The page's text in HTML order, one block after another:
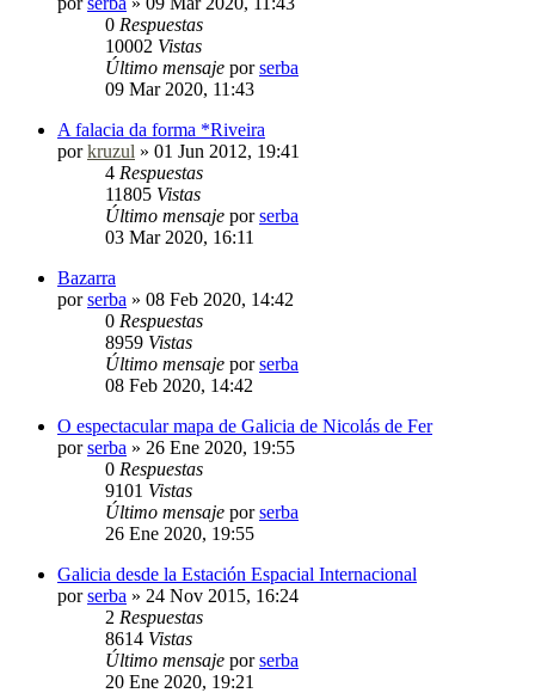
0 Respuestas
10002 Vistas
Último mensaje porserba
09 Mar 2020, 11:43
A falacia da forma *Riveira
porkruzul » 01 Jun 2012, 19:41
4 Respuestas
11805 Vistas
Último mensaje porserba
03 Mar 2020, 16:11
Bazarra
porserba » 08 Feb 2020, 14:42
0 Respuestas
8959 Vistas
Último mensaje porserba
08 Feb 2020, 14:42
O espectacular mapa de Galicia de Nicolás de Fer
porserba » 26 Ene 2020, 19:55
0 Respuestas
9101 Vistas
Último mensaje porserba
26 Ene 2020, 19:55
Galicia desde la Estación Espacial Internacional
porserba » 24 Nov 2015, 16:24
2 Respuestas
8614 Vistas
Último mensaje porserba
20 Ene 2020, 19:21